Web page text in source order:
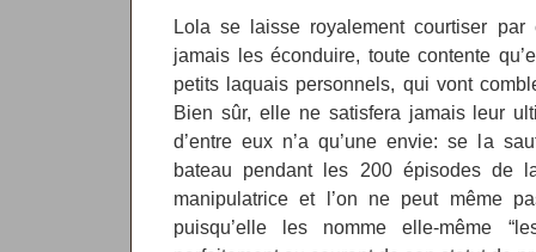
Lola se laisse royalement courtiser
jamais les éconduire, toute contente
petits laquais personnels, qui vont
Bien sûr, elle ne satisfera jamais leur
d’entre eux n’a qu’une envie: se la
bateau pendant les 200 épisodes de
manipulatrice et l’on ne peut même
puisqu’elle les nomme elle-même